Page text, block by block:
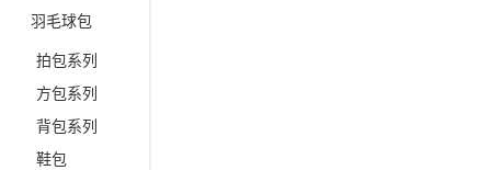
羽毛球包
拍包系列
方包系列
背包系列
鞋包